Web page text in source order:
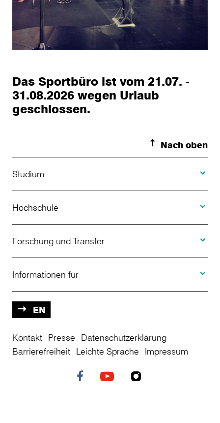
Das Sportbüro ist vom 21.07. -
31.08.2026 wegen Urlaub
geschlossen.
Nach oben
Studium
Studienangebot
Bewerbung
Studienberatung
Weiterbildung
Studienkolleg
Hochschule
Über uns
Aktuelles
Veranstaltungen
Einrichtungen
Stellenangebote
Forschung und Transfer
Projekte
Informationen für
Studieninteressierte
Studierende
EN
Kontakt Presse
Datenschutzerklärung
Barrierefreiheit Leichte Sprache Impressum